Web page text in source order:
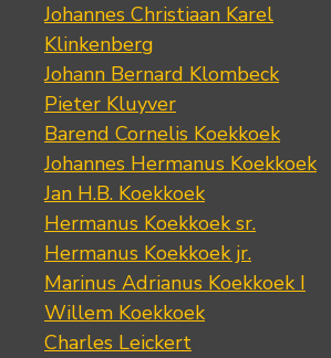
Johannes Christiaan Karel
Klinkenberg
Johann Bernard Klombeck
Pieter Kluyver
Barend Cornelis Koekkoek
Johannes Hermanus Koekkoek
Jan H.B. Koekkoek
Hermanus Koekkoek sr.
Hermanus Koekkoek jr.
Marinus Adrianus Koekkoek I
Willem Koekkoek
Charles Leickert